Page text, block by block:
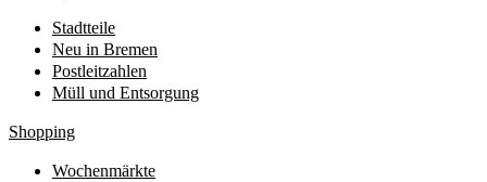
Stadtteile
Neu in Bremen
Postleitzahlen
Müll und Entsorgung
Shopping
Wochenmärkte